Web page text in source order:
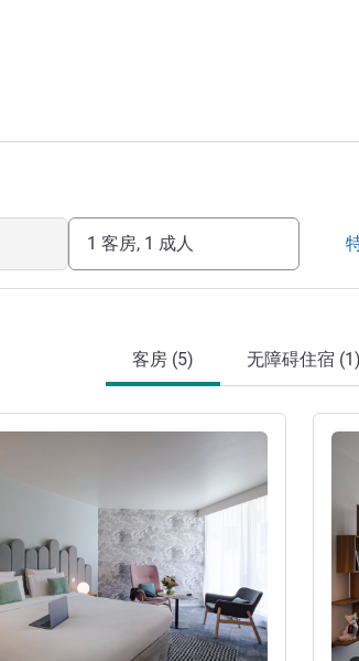
1 客房, 1 成人
客房 (5) 无障碍住宿 (1)
请